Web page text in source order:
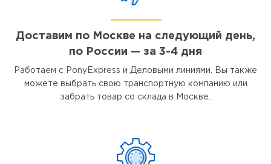
Доставим по Москве на следующий день,
по России — за 3-4 дня
Работаем с PonyExpress и Деловыми линиями. Вы также
можете выбрать свою транспортную компанию или
забрать товар со склада в Москве.